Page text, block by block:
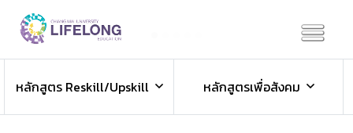
ข่าวประชาสัมพันธ์
ข่าวสารองค์กร ข่าวสารกิจกรรม
หลักสูตร Reskill/Upskill
หลักสูตรเพื่อสังคม